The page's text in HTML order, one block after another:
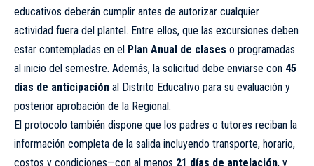
educativos deberán cumplir antes de autorizar cualquier
actividad fuera del plantel. Entre ellos, que las excursiones deben
estar contempladas en el Plan Anual de clases o programadas
al inicio del semestre. Además, la solicitud debe enviarse con 45
días de anticipación al Distrito Educativo para su evaluación y
posterior aprobación de la Regional.
El protocolo también dispone que los padres o tutores reciban la
información completa de la salida incluyendo transporte, horario,
costos y condiciones—con al menos 21 días de antelación, y